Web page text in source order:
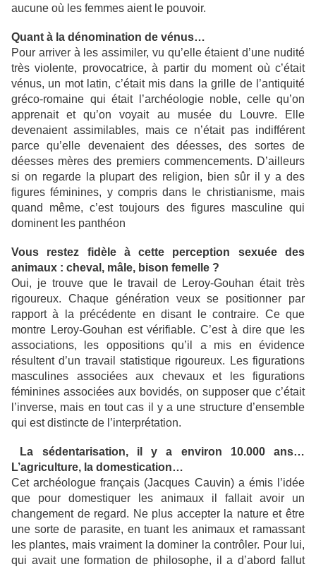
aucune où les femmes aient le pouvoir.
Quant à la dénomination de vénus…
Pour arriver à les assimiler, vu qu’elle étaient d’une nudité
très violente, provocatrice, à partir du moment où c’était
vénus, un mot latin, c’était mis dans la grille de l’antiquité
gréco-romaine qui était l’archéologie noble, celle qu’on
apprenait et qu’on voyait au musée du Louvre. Elle
devenaient assimilables, mais ce n’était pas indifférent
parce qu’elle devenaient des déesses, des sortes de
déesses mères des premiers commencements. D’ailleurs
si on regarde la plupart des religion, bien sûr il y a des
figures féminines, y compris dans le christianisme, mais
quand même, c’est toujours des figures masculine qui
dominent les panthéon
Vous restez fidèle à cette perception sexuée des
animaux : cheval, mâle, bison femelle ?
Oui, je trouve que le travail de Leroy-Gouhan était très
rigoureux. Chaque génération veux se positionner par
rapport à la précédente en disant le contraire. Ce que
montre Leroy-Gouhan est vérifiable. C’est à dire que les
associations, les oppositions qu’il a mis en évidence
résultent d’un travail statistique rigoureux. Les figurations
masculines associées aux chevaux et les figurations
féminines associées aux bovidés, on supposer que c’était
l’inverse, mais en tout cas il y a une structure d’ensemble
qui est distincte de l’interprétation.
La sédentarisation, il y a environ 10.000 ans…
L’agriculture, la domestication…
Cet archéologue français (Jacques Cauvin) a émis l’idée
que pour domestiquer les animaux il fallait avoir un
changement de regard. Ne plus accepter la nature et être
une sorte de parasite, en tuant les animaux et ramassant
les plantes, mais vraiment la dominer la contrôler. Pour lui,
qui avait une formation de philosophe, il a d’abord fallut